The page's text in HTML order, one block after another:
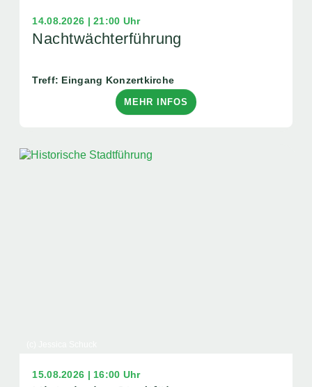
14.08.2026 | 21:00 Uhr
Nachtwächterführung
Treff: Eingang Konzertkirche
MEHR INFOS
15.08.2026 | 16:00 Uhr